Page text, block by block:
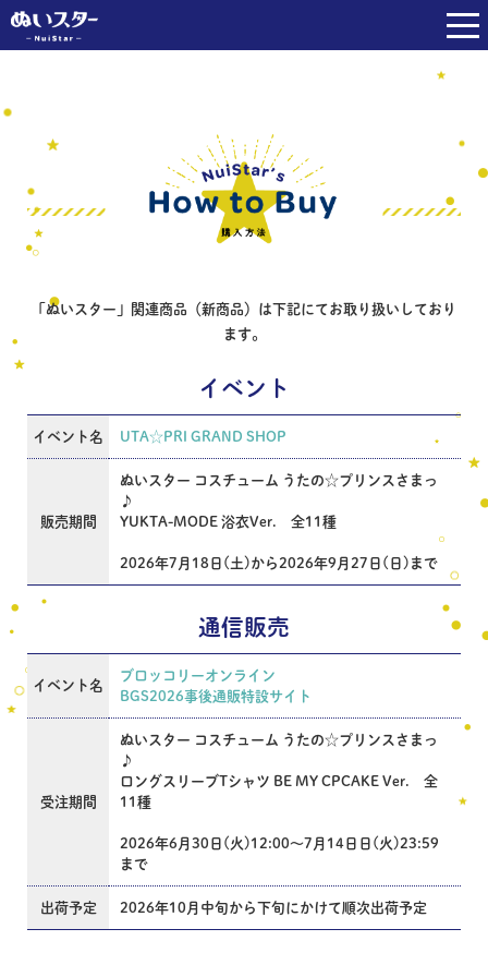
「ぬいスター」関連商品（新商品）は下記にてお取り扱いしており
ます。
イベント
イベント名 UTA☆PRI GRAND SHOP
販売期間
ぬいスター コスチューム うたの☆プリンスさまっ
♪
YUKTA-MODE 浴衣Ver. 全11種
2026年7月18日(土)から2026年9月27日(日)まで
通信販売
イベント名
ブロッコリーオンライン
BGS2026事後通販特設サイト
受注期間
ぬいスター コスチューム うたの☆プリンスさまっ
♪
ロングスリーブTシャツ BE MY CPCAKE Ver. 全
11種
2026年6月30日(火)12:00～7月14日日(火)23:59
まで
出荷予定 2026年10月中旬から下旬にかけて順次出荷予定